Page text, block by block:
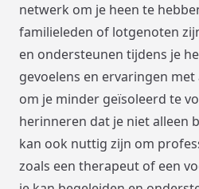
netwerk om je heen te
familieleden of lotgenoten
en ondersteunen tijdens je
gevoelens en ervaringen
om je minder geïsoleerd te
herinneren dat je niet alleen
kan ook nuttig zijn om
zoals een therapeut of een